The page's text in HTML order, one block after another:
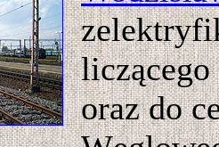
oraz do